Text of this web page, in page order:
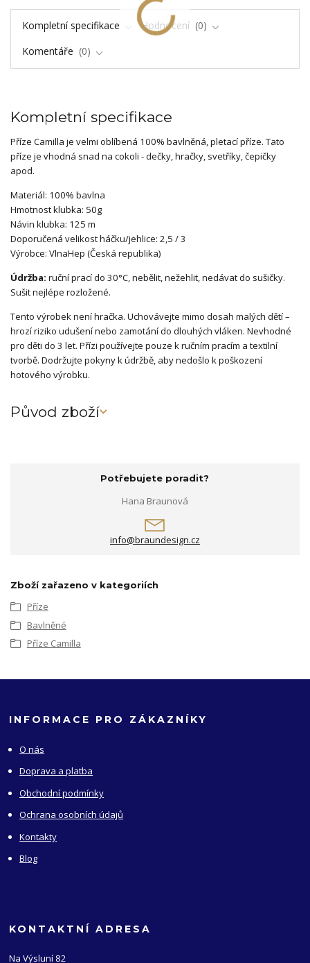
Kompletní specifikace Hodnocení
0
Komentáře
0
Kompletní specifikace
Příze Camilla je velmi oblíbená 100% bavlněná, pletací příze. Tato
příze je vhodná snad na cokoli - dečky, hračky, svetříky, čepičky
apod.
Materiál: 100% bavlna
Hmotnost klubka: 50g
Návin klubka: 125 m
Doporučená velikost háčku/jehlice: 2,5 / 3
Výrobce: VlnaHep (Česká republika)
Údržba: ruční prací do 30°C, nebělit, nežehlit, nedávat do sušičky.
Sušit nejlépe rozložené.
Tento výrobek není hračka. Uchovávejte mimo dosah malých dětí –
hrozí riziko udušení nebo zamotání do dlouhých vláken. Nevhodné
pro děti do 3 let. Přízi používejte pouze k ručním pracím a textilní
tvorbě. Dodržujte pokyny k údržbě, aby nedošlo k poškození
hotového výrobku.
Původ zboží
Potřebujete poradit?
Hana Braunová
info@braundesign.cz
Zboží zařazeno v kategoriích
Příze
Bavlněné
Příze Camilla
INFORMACE PRO ZÁKAZNÍKY
O nás
Doprava a platba
Obchodní podmínky
Ochrana osobních údajů
Kontakty
Blog
KONTAKTNÍ ADRESA
Na Výsluní 82